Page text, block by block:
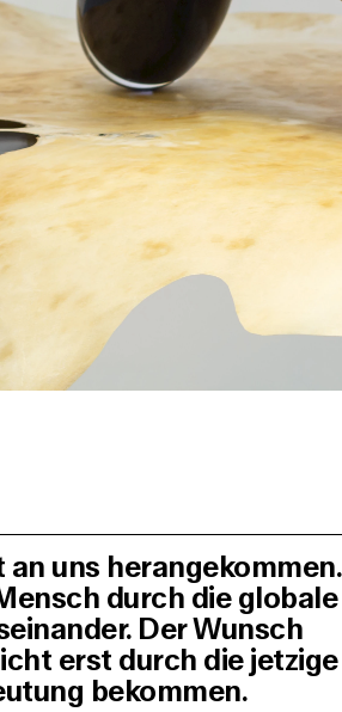
uns herangekommen.
durch die globale
Der Wunsch
erst durch die jetzige
bekommen.